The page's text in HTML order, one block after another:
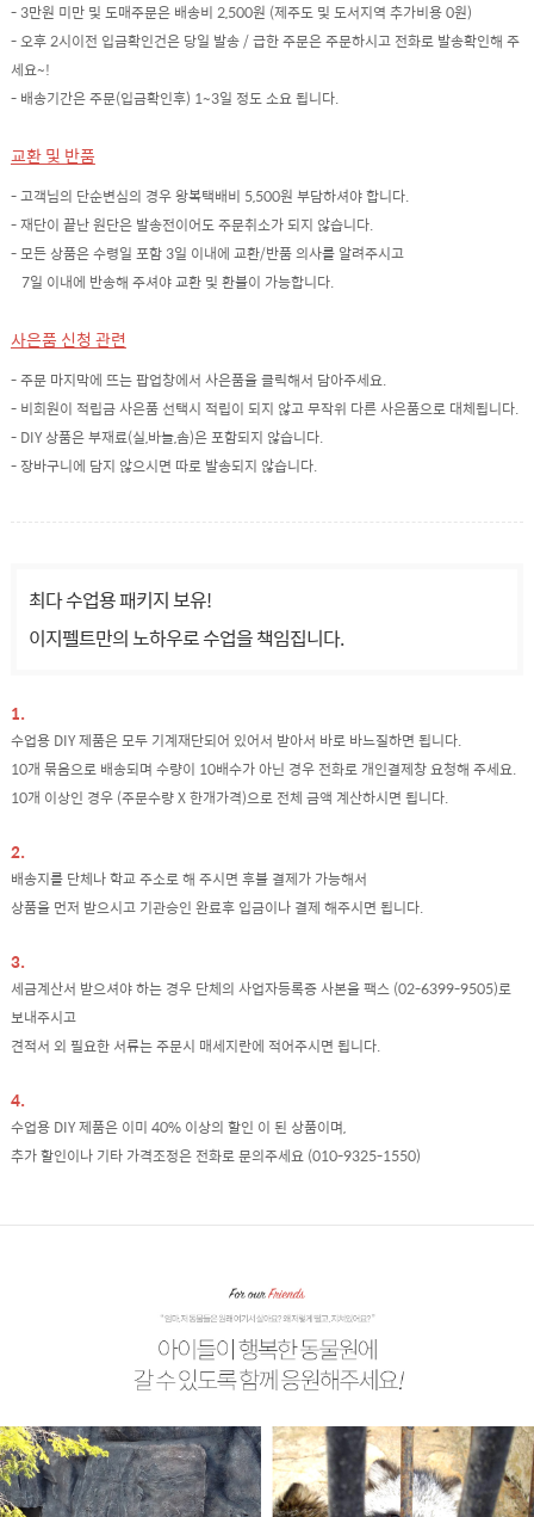
- 3만원 미만 및 도매주문은 배송비 2,500원 (제주도 및 도서지역 추가비용 0원)
- 오후 2시이전 입금확인건은 당일 발송 / 급한 주문은 주문하시고 전화로 발송확인해 주
세요~!
- 배송기간은 주문(입금확인후) 1~3일 정도 소요 됩니다.
교환 및 반품
- 고객님의 단순변심의 경우 왕복택배비 5,500원 부담하셔야 합니다.
- 재단이 끝난 원단은 발송전이어도 주문취소가 되지 않습니다.
- 모든 상품은 수령일 포함 3일 이내에 교환/반품 의사를 알려주시고
7일 이내에 반송해 주셔야 교환 및 환불이 가능합니다.
사은품 신청 관련
- 주문 마지막에 뜨는 팝업창에서 사은품을 클릭해서 담아주세요.
- 비회원이 적립금 사은품 선택시 적립이 되지 않고 무작위 다른 사은품으로 대체됩니다.
- DIY 상품은 부재료(실,바늘,솜)은 포함되지 않습니다.
- 장바구니에 담지 않으시면 따로 발송되지 않습니다.
최다 수업용 패키지 보유!
이지펠트만의 노하우로 수업을 책임집니다.
1.
수업용 DIY 제품은 모두 기계재단되어 있어서 받아서 바로 바느질하면 됩니다.
10개 묶음으로 배송되며 수량이 10배수가 아닌 경우 전화로 개인결제창 요청해 주세요.
10개 이상인 경우 (주문수량 X 한개가격)으로 전체 금액 계산하시면 됩니다.
2.
배송지를 단체나 학교 주소로 해 주시면 후불 결제가 가능해서
상품을 먼저 받으시고 기관승인 완료후 입금이나 결제 해주시면 됩니다.
3.
세금계산서 받으셔야 하는 경우 단체의 사업자등록증 사본을 팩스 (02-6399-9505)로
보내주시고
견적서 외 필요한 서류는 주문시 매세지란에 적어주시면 됩니다.
4.
수업용 DIY 제품은 이미 40% 이상의 할인 이 된 상품이며,
추가 할인이나 기타 가격조정은 전화로 문의주세요 (010-9325-1550)